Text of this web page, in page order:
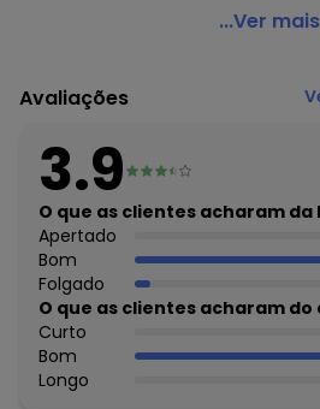
Rovi Kids - Calça de Moletom
Fornecedor: ROVITEX IND E COM DE
79.233.672/0010-98
Cuidados para conservação do
temperatura máxima de 40°.
Não usar alvejante.
Usar secadora na temperatura
Secar na sombra.
Passar na temperatura máxima de
Não lavar a seco.
Tecido: Moletom
Composição: 100% Algodão
Histórico de preços
...Ver mais
Avaliações
3.9
O que as clientes acharam da
Apertado
Bom
Folgado
O que as clientes acharam
Curto
Bom
Longo